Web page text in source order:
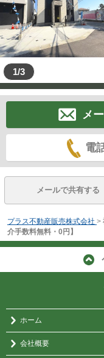
1/3
メ
電
メールで共有する
プラス不動産販売株式会社 >
介手数料無料・0円】
ホーム
会社概要